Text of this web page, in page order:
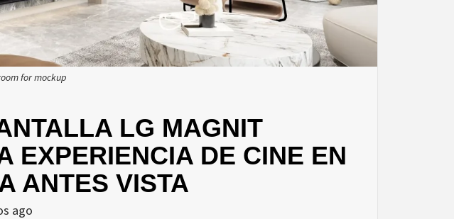
for mockup
LG MAGNIT
EXPERIENCIA DE CINE EN
ANTES VISTA
ago